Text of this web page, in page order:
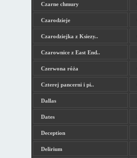
Czarne chmury
Czarodzieje
Czarodziejka z Ksiezy..
Czarownice z East End..
Czerwona róża
Czterej pancerni i pi..
Dallas
Dates
Deception
Delirium